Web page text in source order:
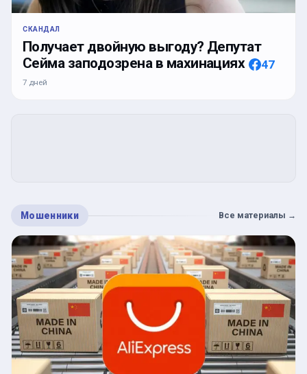
СКАНДАЛ
Получает двойную выгоду? Депутат
Сейма заподозрена в махинациях
47
7 дней
Мошенники Все материалы →